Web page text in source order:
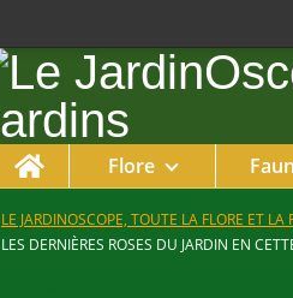
Home Flore
LE JARDINOSCOPE, TOUTE LA FLORE ET
LES DERNIÈRES ROSES DU JARDIN EN